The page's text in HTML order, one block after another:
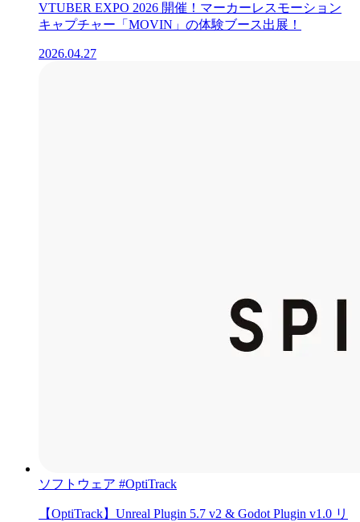
VTUBER EXPO 2026 開催！マーカーレスモーション
キャプチャー「MOVIN」の体験ブース出展！
2026.04.27
ソフトウェア #OptiTrack
【OptiTrack】Unreal Plugin 5.7 v2 & Godot Plugin v1.0 リ